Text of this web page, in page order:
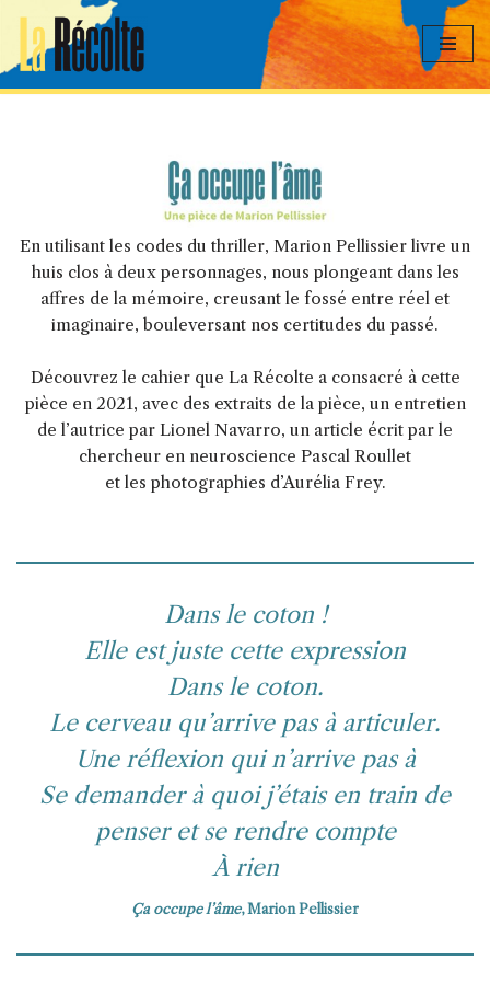
Aller
au
En utilisant les codes du thriller, Marion Pellissier livre un
huis clos à deux personnages, nous plongeant dans les
affres de la mémoire, creusant le fossé entre réel et
imaginaire, bouleversant nos certitudes du passé.
Découvrez le cahier que La Récolte a consacré à cette
pièce en 2021, avec des extraits de la pièce, un entretien
de l’autrice par Lionel Navarro, un article écrit par le
chercheur en neuroscience Pascal Roullet
et les photographies d’Aurélia Frey.
Dans le coton !
Elle est juste cette expression
Dans le coton.
Le cerveau qu’arrive pas à articuler.
Une réflexion qui n’arrive pas à
Se demander à quoi j’étais en train de
penser et se rendre compte
À rien
Ça occupe l’âme, Marion Pellissier